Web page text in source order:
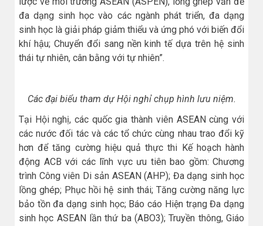
đa dạng sinh học vào các ngành phát triển, đa dạng
sinh học là giải pháp giảm thiểu và ứng phó với biến đổi
khí hậu; Chuyển đổi sang nền kinh tế dựa trên hệ sinh
thái tự nhiên, cân bằng với tự nhiên”.
Các đại biểu tham dự Hội nghỉ chụp hình lưu niệm.
Tại Hội nghị, các quốc gia thành viên ASEAN cùng với
các nước đối tác và các tổ chức cùng nhau trao đổi kỹ
hơn để tăng cường hiệu quả thực thi Kế hoạch hành
động ACB với các lĩnh vực ưu tiên bao gồm: Chương
trình Công viên Di sản ASEAN (AHP); Đa dạng sinh học
lồng ghép; Phục hồi hệ sinh thái; Tăng cường năng lực
bảo tồn đa dạng sinh học; Báo cáo Hiện trạng Đa dạng
sinh học ASEAN lần thứ ba (ABO3); Truyền thông, Giáo